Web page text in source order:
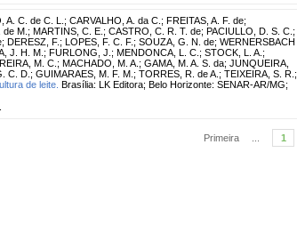
A. C. de C. L. ; CARVALHO, A. da C. ; FREITAS, A. F. de;
M. ; MARTINS, C. E. ; CASTRO, C. R. T. de; PACIULLO, D. S. C. ;
; DERESZ, F. ; LOPES, F. C. F. ; SOUZA, G. N. de; WERNERSBACH
J. H. M. ; FURLONG, J. ; MENDONCA, L. C. ; STOCK, L. A. ;
M. C. ; MACHADO, M. A. ; GAMA, M. A. S. da; JUNQUEIRA,
C. D. ; GUIMARAES, M. F. M. ; TORRES, R. de A. ; TEIXEIRA, S. R. ;
de leite. Brasília: LK Editora; Belo Horizonte: SENAR-AR/MG;
Primeira 1